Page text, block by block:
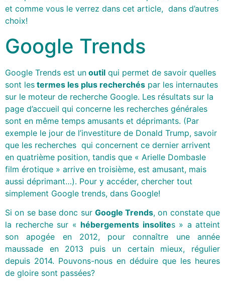
et comme vous le verrez dans cet article, dans d’autres
choix!
Google Trends
Google Trends est un outil qui permet de savoir quelles
sont les termes les plus recherchés par les internautes
sur le moteur de recherche Google. Les résultats sur la
page d’accueil qui concerne les recherches générales
sont en même temps amusants et déprimants. (Par
exemple le jour de l’investiture de Donald Trump, savoir
que les recherches qui concernent ce dernier arrivent
en quatrième position, tandis que « Arielle Dombasle
film érotique » arrive en troisième, est amusant, mais
aussi déprimant…). Pour y accéder, chercher tout
simplement Google trends, dans Google!
Si on se base donc sur Google Trends, on constate que
la recherche sur « hébergements insolites » a atteint
son apogée en 2012, pour connaître une année
maussade en 2013 puis un certain mieux, régulier
depuis 2014. Pouvons-nous en déduire que les heures
de gloire sont passées?